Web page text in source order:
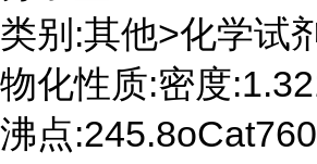
类别:其他>化学试
物化性质:密度
沸点